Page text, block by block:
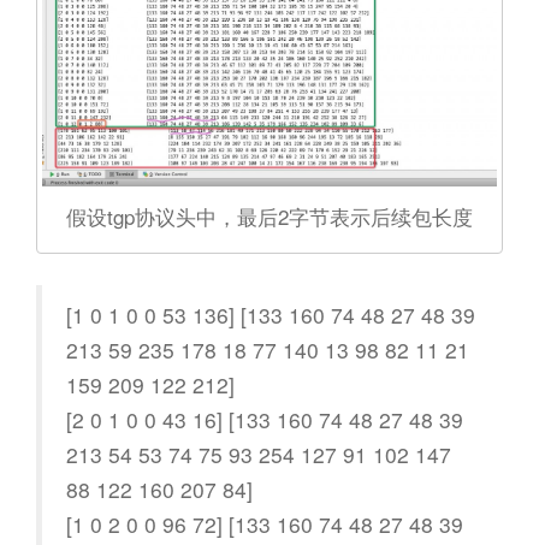
假设tgp协议头中，最后2字节表示后续包长度
[1 0 1 0 0 53 136] [133 160 74 48 27 48 39
213 59 235 178 18 77 140 13 98 82 11 21
159 209 122 212]
[2 0 1 0 0 43 16] [133 160 74 48 27 48 39
213 54 53 74 75 93 254 127 91 102 147
88 122 160 207 84]
[1 0 2 0 0 96 72] [133 160 74 48 27 48 39